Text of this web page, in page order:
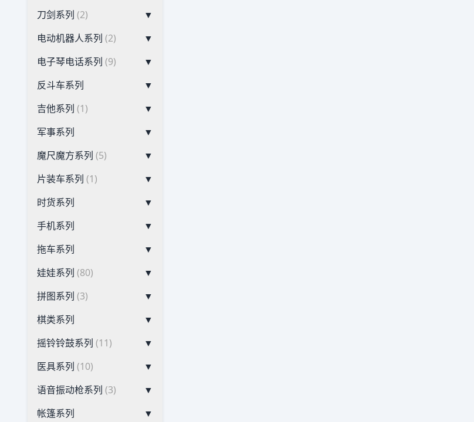
刀剑系列 (2)
▼
电动机器人系列 (2)
▼
电子琴电话系列 (9)
▼
反斗车系列
▼
吉他系列 (1)
▼
军事系列
▼
魔尺魔方系列 (5)
▼
片装车系列 (1)
▼
时货系列
▼
手机系列
▼
拖车系列
▼
娃娃系列 (80)
▼
拼图系列 (3)
▼
棋类系列
▼
摇铃铃鼓系列 (11)
▼
医具系列 (10)
▼
语音振动枪系列 (3)
▼
帐篷系列
▼